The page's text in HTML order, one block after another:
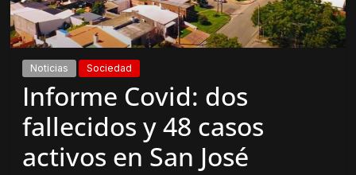
Noticias Sociedad
Informe Covid: dos
fallecidos y 48 casos
activos en San José